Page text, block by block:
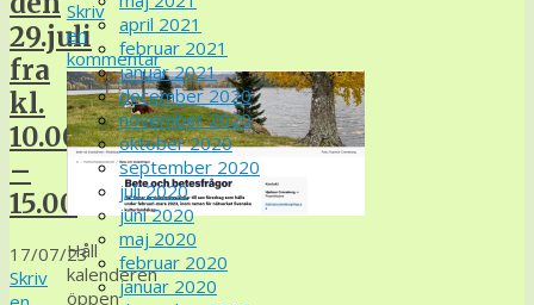
29.juli
fra
kl.
10.00
–
15.00
17/07/23
Skriv
Skriv
en
kommentar
Håll
kalenderen
öppen
april 2021
februar 2021
januar 2021
december 2020
november 2020
oktober 2020
september 2020
juli 2020
juni 2020
maj 2020
februar 2020
januar 2020